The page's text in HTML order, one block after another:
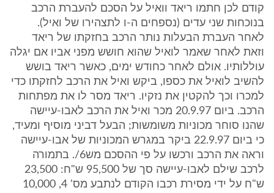
קודם לכן חתמו ריאד וואיל על הסכם להעברת הרכב
בנוכחות שני עדים (נספחים ה-ו לתצהירו של ואיל).
לאחר העברת הבעלות נותר הרכב בחזקתו של ריאד
וזאת לאחר שאמר לואיל שהוא חושש מפני אביו אם יגלה
עוללותיו. אולם לאחר כחודש ימים, כאשר ריאד בושש
להשיב לואיל את כספו, ביקש ואיל את הרכב לחזקתו כדי
למכרו וכך להקטין את נזקיו. ריאד מסר לו את מפתחות
הרכב. ביום 20.9.97 מכר ואיל את הרכב לאבו-עיישה
שהנו סוחר מכוניות משומשות; הבעל דביני מוסיף ומעיד,
כי ביום 22.9.97 ביקר במגרש המכוניות של אבו-עיישה
וראה את הרכב ורכשו על פי ההסכם מש6/. בתמורה
לרכב שילם לאבו-עיישה סך של 95,500 ש"ח: 23,500
ש"ח על ידי מסירת רכבו הקודם לנתבע מס' 4, 10,000